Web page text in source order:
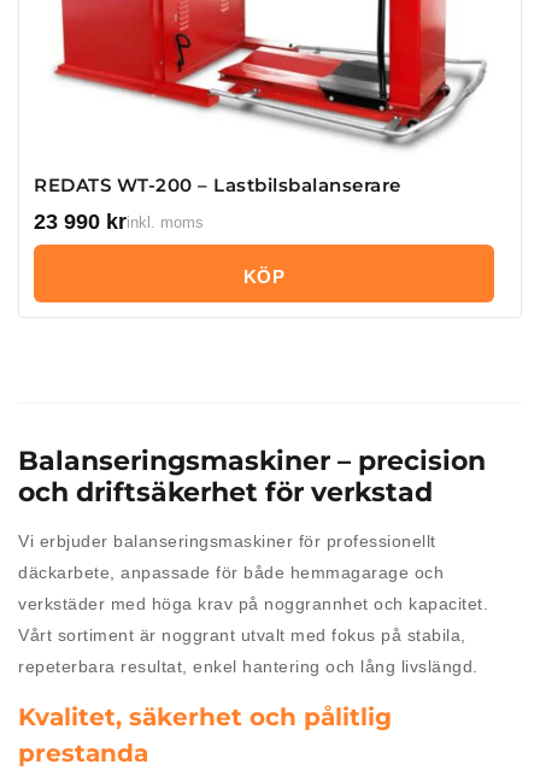
REDATS WT-200 – Lastbilsbalanserare
23 990 krinkl. moms
KÖP
Balanseringsmaskiner – precision
och driftsäkerhet för verkstad
Vi erbjuder balanseringsmaskiner för professionellt
däckarbete, anpassade för både hemmagarage och
verkstäder med höga krav på noggrannhet och kapacitet.
Vårt sortiment är noggrant utvalt med fokus på stabila,
repeterbara resultat, enkel hantering och lång livslängd.
Kvalitet, säkerhet och pålitlig
prestanda